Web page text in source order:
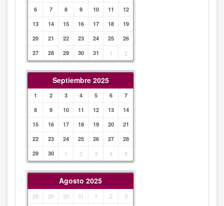
6
7 8 9 10 11
12
13
14 15 16 17 18
19
20
21 22 23 24 25
26
27
28 29 30 31 1 2
Septiembre 2025
1 2 3 4 5 6
7
8
9 10 11 12 13
14
15
16 17 18 19 20
21
22
23 24 25 26 27
28
29
30 1 2 3 4 5
Agosto 2025
28 29 30 31 1 2
3